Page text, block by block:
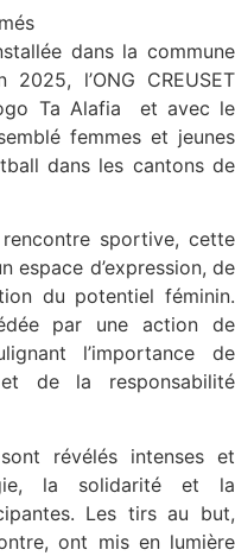
sur Leadership
dans la commune
l’ONG CREUSET
Ta Alafia et avec le
femmes et jeunes
dans les cantons de
sportive, cette
espace d’expression, de
du potentiel féminin.
par une action de
l’importance de
et de la responsabilité
révélés intenses et
la solidarité et la
Les tirs au but,
ont mis en lumière